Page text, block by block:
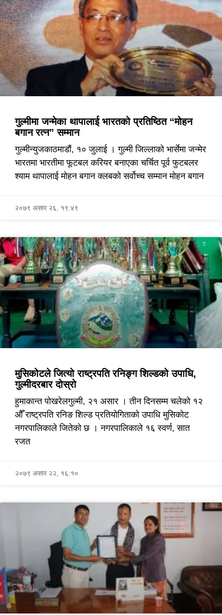
गुल्मीमा जन्मेका थापालाई भारतको प्रतिष्ठित “मोहन
बगान रत्न” सम्मान
गुल्मीन्युजकाठमाडौं, १० जुलाई । गुल्मी जिल्लाको भार्सेमा जन्मेर
भारतमा भारतीमा फूटबल करियर बनाएका चर्चित पूर्व फुटबलर
श्याम थापालाई मोहन बगान क्लबको सर्वोच्च सम्मान मोहन बगान
२०७९ असार २६, १९:४९
मुसिकोटले जित्यो राष्ट्रपति रनिङ्ग शिल्डको उपाधि,
गुल्मीदरबार दोस्रो
हुमाकान्त पोखरेलगुल्मी, २१ असार । तीन दिनसम्म चलेको १२
औँ राष्ट्रपति रनिङ शिल्ड प्रतियोगिताको उपाधि मुसिकोट
नगरपालिकाले जितेको छ । नगरपालिकाले १६ स्वर्ण, सात
रजत
२०७९ असार २२, १६:१०